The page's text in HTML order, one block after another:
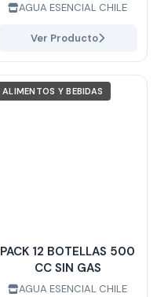
AGUA ESENCIAL CHILE
Ver Producto
ALIMENTOS Y BEBIDAS
PACK 12 BOTELLAS 500
CC SIN GAS
AGUA ESENCIAL CHILE